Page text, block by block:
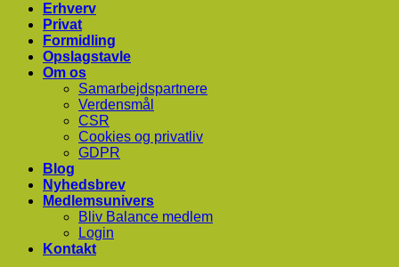
Erhverv
Privat
Formidling
Opslagstavle
Om os
Samarbejdspartnere
Verdensmål
CSR
Cookies og privatliv
GDPR
Blog
Nyhedsbrev
Medlemsunivers
Bliv Balance medlem
Login
Kontakt